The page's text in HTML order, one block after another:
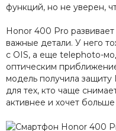
функций, но не уверен,
Honor 400 Pro
важные детали. У него
с OIS, а еще telephoto-
оптическим
модель получила
для тех, кто чаще
активнее и хочет